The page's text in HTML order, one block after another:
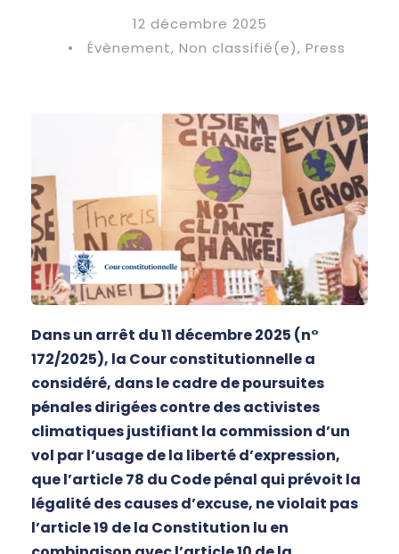
12 décembre 2025
•
Évènement, Non classifié(e), Press
Dans un arrêt du 11 décembre 2025 (n°
172/2025), la Cour constitutionnelle a
considéré, dans le cadre de poursuites
pénales dirigées contre des activistes
climatiques justifiant la commission d’un
vol par l’usage de la liberté d’expression,
que l’article 78 du Code pénal qui prévoit la
légalité des causes d’excuse, ne violait pas
l’article 19 de la Constitution lu en